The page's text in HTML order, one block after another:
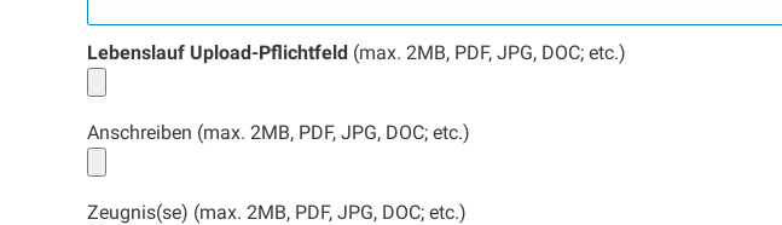
Lebenslauf Upload-Pflicht­feld (max. 2MB, PDF, JPG, DOC; etc.)
Anschreiben (max. 2MB, PDF, JPG, DOC; etc.)
Zeugnis(se) (max. 2MB, PDF, JPG, DOC; etc.)